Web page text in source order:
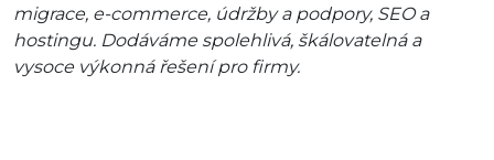
migrace, e-commerce, údržby a podpory, SEO a
hostingu. Dodáváme spolehlivá, škálovatelná a
vysoce výkonná řešení pro firmy.